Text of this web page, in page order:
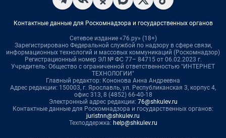
Контактные данные для Роскомнадзора и государственных органов
Сетевое издание «76.ру» (18+)
Зарегистрировано Федеральной службой по надзору в сфере связи,
информационных технологий и массовых коммуникаций (Роскомнадзор)
Регистрационный номер ЭЛ № ФС 77– 84715 от 06.02.2023 г.
Учредитель: Общество с ограниченной ответственностью "ИНТЕРНЕТ
ТЕХНОЛОГИИ"
Главный редактор: Кононова Анна Андреевна
Адрес редакции: 150003, г. Ярославль, ул. Республиканская 3, корпус 4,
офис 313, 8 (4852) 66-40-18
Электронный адрес редакции: 76@shkulev.ru
Контактные данные для Роскомнадзора и государственных органов:
juristnn@shkulev.ru
Техподдержка: help@shkulev.ru